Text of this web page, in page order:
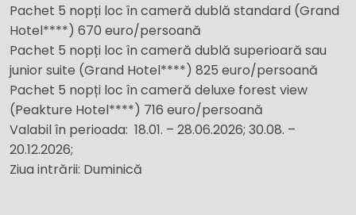
Pachet 5 nopți loc în cameră dublă standard (Grand
Hotel****) 670 euro/persoană
Pachet 5 nopți loc în cameră dublă superioară sau
junior suite (Grand Hotel****) 825 euro/persoană
Pachet 5 nopți loc în cameră deluxe forest view
(Peakture Hotel****) 716 euro/persoană
Valabil în perioada: 18.01. – 28.06.2026; 30.08. –
20.12.2026;
Ziua intrării: Duminică